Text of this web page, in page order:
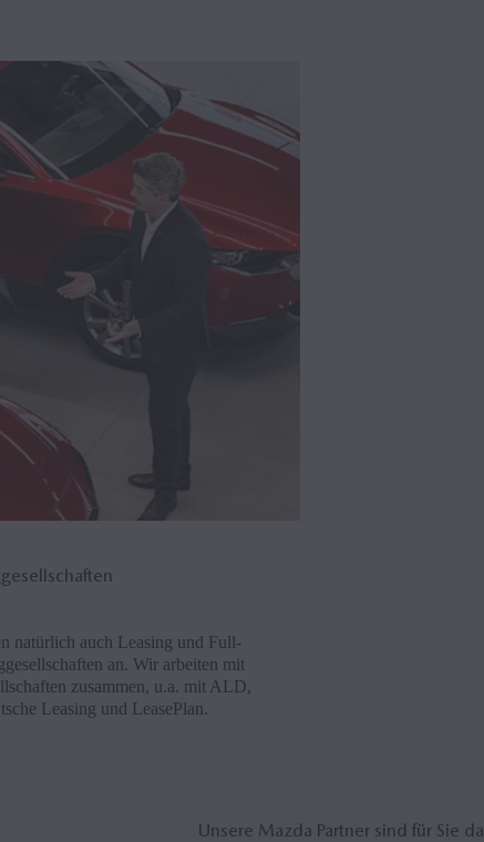
natürlich auch Leasing und Full-
an. Wir arbeiten mit
zusammen, u.a. mit ALD,
Leasing und LeasePlan.
Un­se­re Mazda Part­ner sind für Sie da